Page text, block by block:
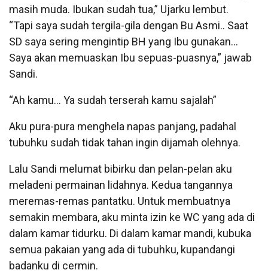
masih muda. Ibukan sudah tua,” Ujarku lembut.
“Tapi saya sudah tergila-gila dengan Bu Asmi.. Saat
SD saya sering mengintip BH yang Ibu gunakan…
Saya akan memuaskan Ibu sepuas-puasnya,” jawab
Sandi.
“Ah kamu… Ya sudah terserah kamu sajalah”
Aku pura-pura menghela napas panjang, padahal
tubuhku sudah tidak tahan ingin dijamah olehnya.
Lalu Sandi melumat bibirku dan pelan-pelan aku
meladeni permainan lidahnya. Kedua tangannya
meremas-remas pantatku. Untuk membuatnya
semakin membara, aku minta izin ke WC yang ada di
dalam kamar tidurku. Di dalam kamar mandi, kubuka
semua pakaian yang ada di tubuhku, kupandangi
badanku di cermin.